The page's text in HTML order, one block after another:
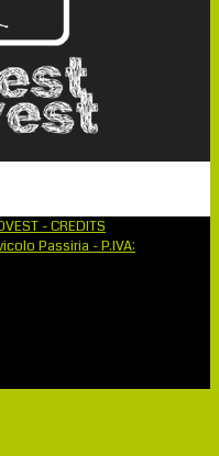
- CREDITS
Passiria - P.IVA: